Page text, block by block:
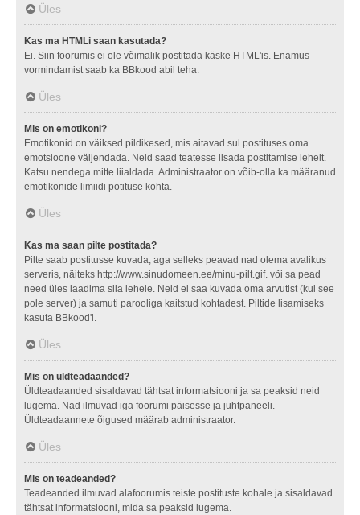
Üles
Kas ma HTMLi saan kasutada?
Ei. Siin foorumis ei ole võimalik postitada käske HTML'is. Enamus
vormindamist saab ka BBkood abil teha.
Üles
Mis on emotikoni?
Emotikonid on väiksed pildikesed, mis aitavad sul postituses oma
emotsioone väljendada. Neid saad teatesse lisada postitamise lehelt.
Katsu nendega mitte liialdada. Administraator on võib-olla ka määranud
emotikonide limiidi potituse kohta.
Üles
Kas ma saan pilte postitada?
Pilte saab postitusse kuvada, aga selleks peavad nad olema avalikus
serveris, näiteks http://www.sinudomeen.ee/minu-pilt.gif. või sa pead
need üles laadima siia lehele. Neid ei saa kuvada oma arvutist (kui see
pole server) ja samuti parooliga kaitstud kohtadest. Piltide lisamiseks
kasuta BBkood'i.
Üles
Mis on üldteadaanded?
Üldteadaanded sisaldavad tähtsat informatsiooni ja sa peaksid neid
lugema. Nad ilmuvad iga foorumi päisesse ja juhtpaneeli.
Üldteadaannete õigused määrab administraator.
Üles
Mis on teadeanded?
Teadeanded ilmuvad alafoorumis teiste postituste kohale ja sisaldavad
tähtsat informatsiooni, mida sa peaksid lugema.